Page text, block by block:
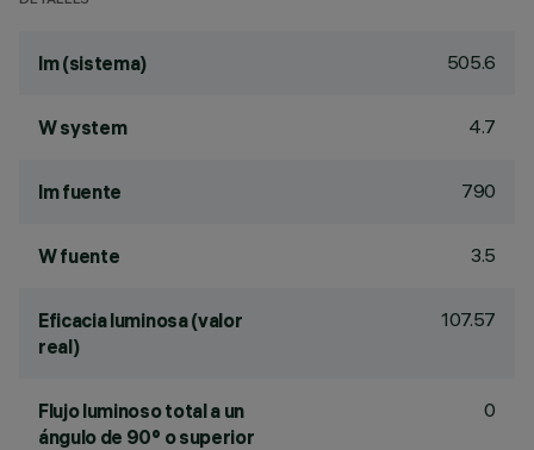
lm (sistema) 505.6
W system 4.7
lm fuente 790
W fuente 3.5
Eficacia luminosa (valor
real)
107.57
Flujo luminoso total a un
ángulo de 90° o superior
0